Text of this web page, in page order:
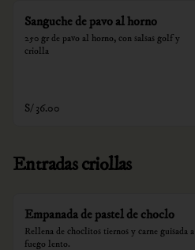
Sanguche de pavo al horno
250 gr de pavo al horno, con salsas golf y
criolla
S/ 36.00
Entradas criollas
Empanada de pastel de choclo
Rellena de choclitos tiernos y carne guisada a
fuego lento.